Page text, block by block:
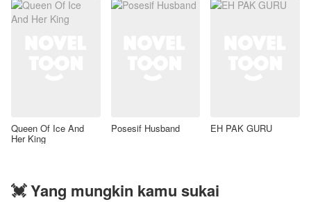
Queen Of Ice And
Her King
Posesif Husband EH PAK GURU
💓 Yang mungkin kamu sukai